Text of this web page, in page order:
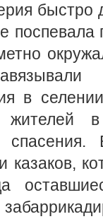
быстро
в
жителей
казаков,